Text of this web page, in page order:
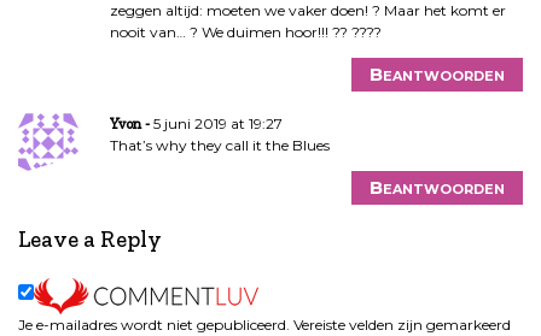
zeggen altijd: moeten we vaker doen! ? Maar het komt er
nooit van… ? We duimen hoor!!! ?? ????
Beantwoorden
Yvon
5 juni 2019 at 19:27
That’s why they call it the Blues
Beantwoorden
Leave a Reply
Je e-mailadres wordt niet gepubliceerd. Vereiste velden zijn gemarkeerd